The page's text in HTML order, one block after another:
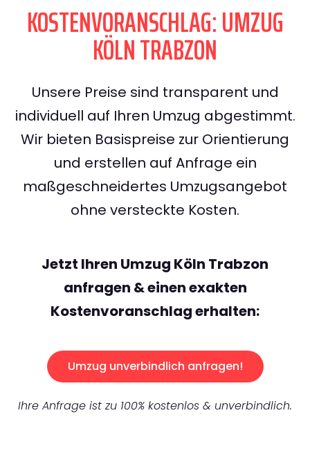
KOSTENVORANSCHLAG: UMZUG
KÖLN TRABZON
Unsere Preise sind transparent und
individuell auf Ihren Umzug abgestimmt.
Wir bieten Basispreise zur Orientierung
und erstellen auf Anfrage ein
maßgeschneidertes Umzugsangebot
ohne versteckte Kosten.
Jetzt Ihren Umzug Köln Trabzon
anfragen & einen exakten
Kostenvoranschlag erhalten:
Umzug unverbindlich anfragen!
Ihre Anfrage ist zu 100% kostenlos & unverbindlich.